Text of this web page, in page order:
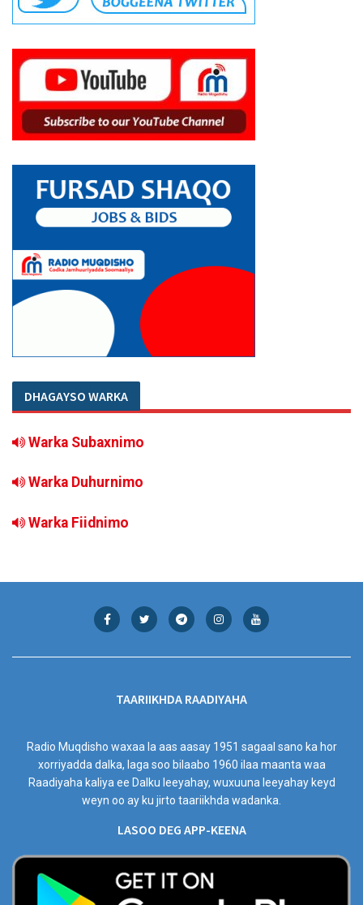
DHAGAYSO WARKA
Warka Subaxnimo
Warka Duhurnimo
Warka Fiidnimo
TAARIIKHDA RAADIYAHA
Radio Muqdisho waxaa la aas aasay 1951 sagaal sano ka hor
xorriyadda dalka, laga soo bilaabo 1960 ilaa maanta waa
Raadiyaha kaliya ee Dalku leeyahay, wuxuuna leeyahay keyd
weyn oo ay ku jirto taariikhda wadanka.
LASOO DEG APP-KEENA